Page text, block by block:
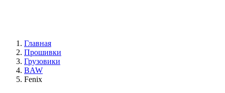
Главная
Прошивки
Грузовики
BAW
Fenix